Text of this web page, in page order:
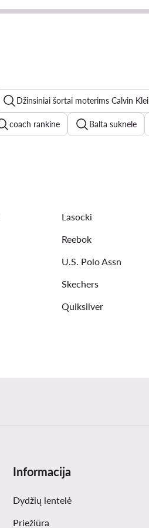
Džinsiniai šortai moterims Calvin
coach rankine Balta suknele
Lasocki
Reebok
U.S. Polo Assn
Skechers
Quiksilver
Informacija
Dydžių lentelė
Priežiūra